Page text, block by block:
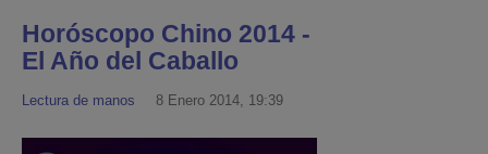
Horóscopo Chino 2014 -
El Año del Caballo
Lectura de manos 8 Enero 2014, 19:39